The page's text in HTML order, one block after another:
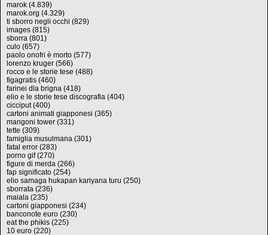
marok (4.839)
marok.org (4.329)
ti sborro negli occhi (829)
images (815)
sborra (801)
culo (657)
paolo onofri è morto (577)
lorenzo kruger (566)
rocco e le storie tese (488)
figagratis (460)
farinei dla brigna (418)
elio e le storie tese discografia (404)
cicciput (400)
cartoni animati giapponesi (365)
mangoni tower (331)
tette (309)
famiglia musulmana (301)
fatal error (283)
porno gif (270)
figure di merda (266)
fap significato (254)
elio samaga hukapan kariyana turu (250)
sborrata (236)
maiala (235)
cartoni giapponesi (234)
banconote euro (230)
eat the phikis (225)
10 euro (220)